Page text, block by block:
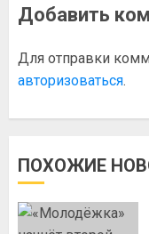
Добавить
Для отправки
авторизоваться.
ПОХОЖИЕ